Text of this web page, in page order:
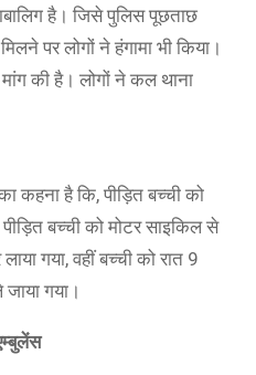
है। जिसे पुलिस पूछताछ
पर लोगों ने हंगामा भी किया।
की है। लोगों ने कल थाना
कहना है कि, पीड़ित बच्ची को
बच्ची को मोटर साइकिल से
गया, वहीं बच्ची को रात 9
गया।